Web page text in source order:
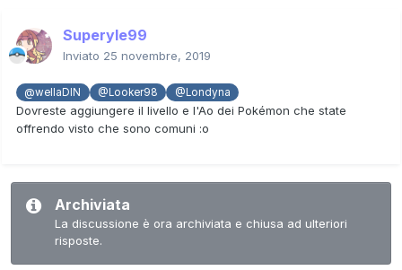
Jangmo per Goomi
Zacian per Zamazenta (solo pokedex)
Superyle99
Inviato 25 novembre, 2019
@wellaDIN @Looker98 @Londyna
Dovreste aggiungere il livello e l'Ao dei Pokémon che state
offrendo visto che sono comuni :o
Archiviata
La discussione è ora archiviata e chiusa ad ulteriori
risposte.